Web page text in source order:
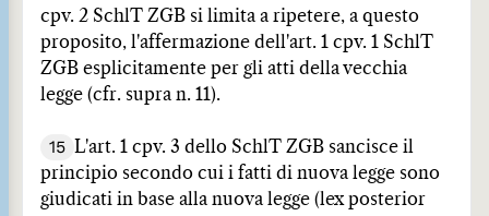
cpv. 2 SchlT ZGB si limita a ripetere, a questo
proposito, l'affermazione dell'art. 1 cpv. 1 SchlT
ZGB esplicitamente per gli atti della vecchia
legge (cfr. supra n. 11).
15
L'art. 1 cpv. 3 dello SchlT ZGB sancisce il
principio secondo cui i fatti di nuova legge sono
giudicati in base alla nuova legge (lex posterior